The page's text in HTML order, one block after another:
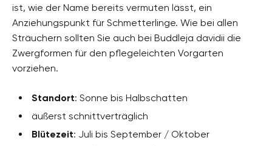
ist, wie der Name bereits vermuten lässt, ein
Anziehungspunkt für Schmetterlinge. Wie bei allen
Sträuchern sollten Sie auch bei Buddleja davidii die
Zwergformen für den pflegeleichten Vorgarten
vorziehen.
Standort: Sonne bis Halbschatten
äußerst schnittverträglich
Blütezeit: Juli bis September / Oktober